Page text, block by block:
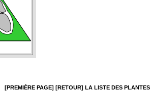
[PREMIÈRE PAGE] [RETOUR] LA LISTE DES PLANTES